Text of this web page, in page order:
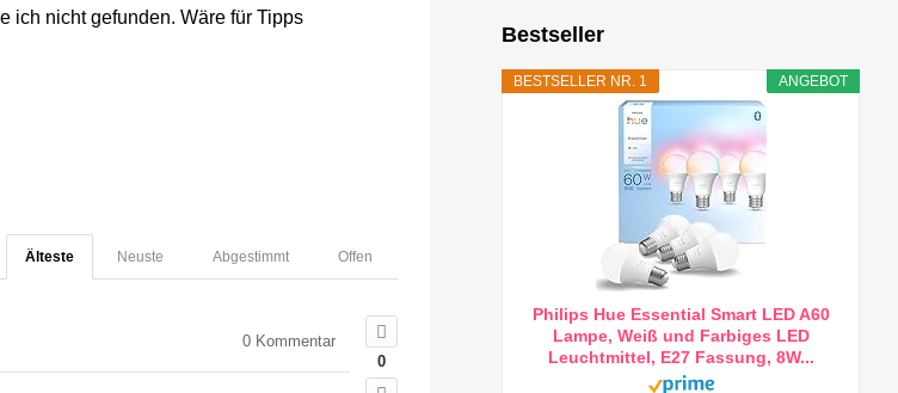
ich nicht gefunden. Wäre für Tipps
Offen
Abgestimmt
Neuste
Älteste
0
0 Kommentar
Bestseller
ANGEBOT
BESTSELLER NR. 1
Philips Hue Essential Smart LED A60
Lampe, Weiß und Farbiges LED
Leuchtmittel, E27 Fassung, 8W...